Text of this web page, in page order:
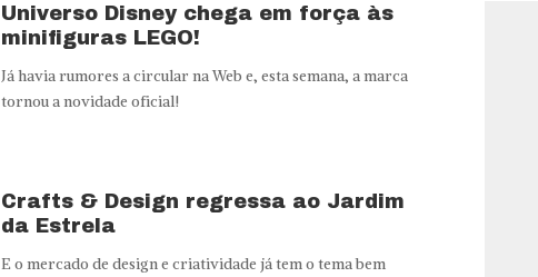
Universo Disney chega em força às
minifiguras LEGO!
Já havia rumores a circular na Web e, esta semana, a marca
tornou a novidade oficial!
Crafts & Design regressa ao Jardim
da Estrela
E o mercado de design e criatividade já tem o tema bem